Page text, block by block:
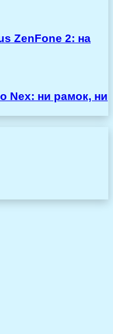
ZenFone 2: на
Nex: ни рамок, ни